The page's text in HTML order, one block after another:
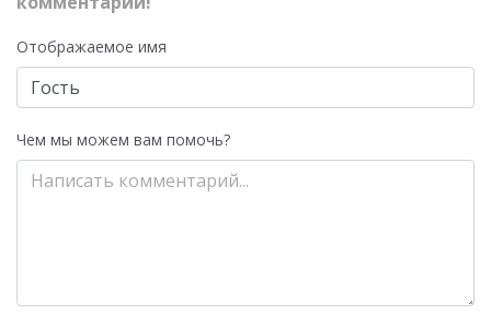
Отображаемое имя
Чем мы можем вам помочь?